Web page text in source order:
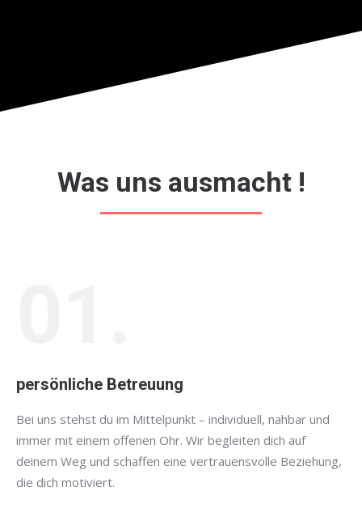
Was uns ausmacht !
persönliche Betreuung
Bei uns stehst du im Mittelpunkt – individuell, nahbar und
immer mit einem offenen Ohr. Wir begleiten dich auf
deinem Weg und schaffen eine vertrauensvolle Beziehung,
die dich motiviert.